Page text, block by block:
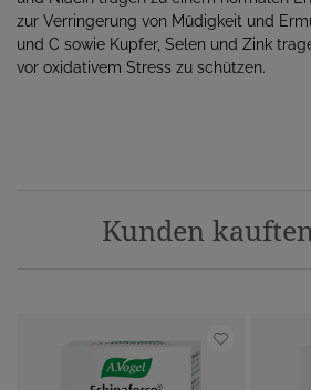
zur Verringerung von Müdigkeit und
und C sowie Kupfer, Selen und Zink
vor oxidativem Stress zu schützen.
Kunden